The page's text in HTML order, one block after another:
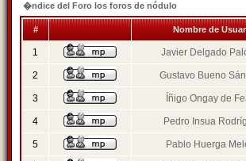
�ndice del Foro los foros de nódulo
# Nombre de
1 Javier Delgado
2 Gustavo Bueno
3 Íñigo Ongay de
4 Pedro Insua
5 Pablo Huerga